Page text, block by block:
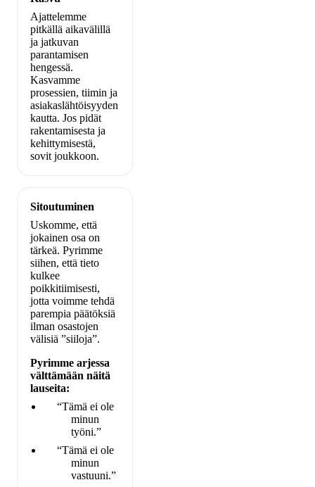
Ajattelemme
pitkällä aikavälillä
ja jatkuvan
parantamisen
hengessä.
Kasvamme
prosessien, tiimin ja
asiakaslähtöisyyden
kautta. Jos pidät
rakentamisesta ja
kehittymisestä,
sovit joukkoon.
Sitoutuminen
Uskomme, että
jokainen osa on
tärkeä. Pyrimme
siihen, että tieto
kulkee
poikkitiimisesti,
jotta voimme tehdä
parempia päätöksiä
ilman osastojen
välisiä ”siiloja”.
Pyrimme arjessa
välttämään näitä
lauseita:
“Tämä ei ole
minun
työni.”
“Tämä ei ole
minun
vastuuni.”